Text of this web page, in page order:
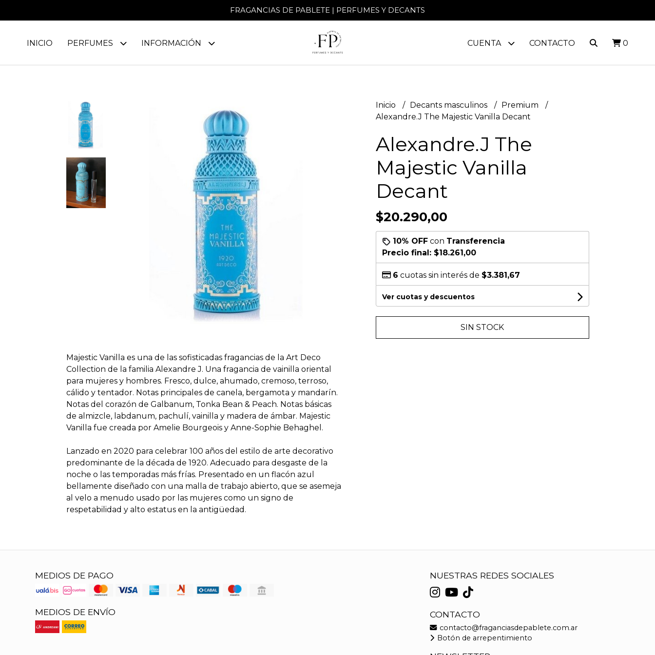
FRAGANCIAS DE PABLETE | PERFUMES Y DECANTS
INICIO PERFUMES INFORMACIÓN CUENTA CONTACTO 0
Majestic Vanilla es una de las sofisticadas fragancias de la Art Deco
Collection de la familia Alexandre J. Una fragancia de vainilla oriental
para mujeres y hombres. Fresco, dulce, ahumado, cremoso, terroso,
cálido y tentador. Notas principales de canela, bergamota y mandarín.
Notas del corazón de Galbanum, Tonka Bean & Peach. Notas básicas
de almizcle, labdanum, pachulí, vainilla y madera de ámbar. Majestic
Vanilla fue creada por Amelie Bourgeois y Anne-Sophie Behaghel.
Lanzado en 2020 para celebrar 100 años del estilo de arte decorativo
predominante de la década de 1920. Adecuado para desgaste de la
noche o las temporadas más frías. Presentado en un flacón azul
bellamente diseñado con una malla de trabajo abierto, que se asemeja
al velo a menudo usado por las mujeres como un signo de
respetabilidad y alto estatus en la antigüedad.
Inicio Decants masculinos
Premium
Alexandre.J The Majestic Vanilla Decant
Alexandre.J The
Majestic Vanilla
Decant
$20.290,00
10% OFFcon Transferencia
Precio final: $18.261,00
6 cuotas sin interés de $3.381,67
Ver cuotas y descuentos
SIN STOCK
MEDIOS DE PAGO
MEDIOS DE ENVÍO
NUESTRAS REDES SOCIALES
CONTACTO
contacto@fraganciasdepablete.com.ar
Botón de arrepentimiento